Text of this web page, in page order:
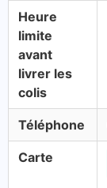
Heure
limite
avant
livrer les
colis
Téléphone
Carte